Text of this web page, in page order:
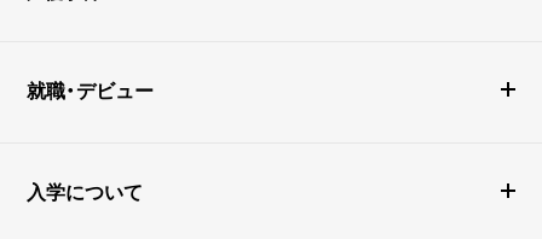
就職・デビュー
入学について